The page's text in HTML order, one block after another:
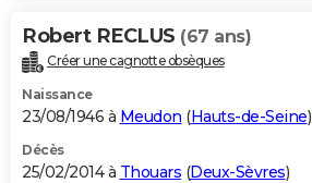
Robert RECLUS (67 ans)
Créer une cagnotte obsèques
Naissance
23/08/1946 à Meudon (Hauts-de-Seine)
Décès
25/02/2014 à Thouars (Deux-Sèvres)